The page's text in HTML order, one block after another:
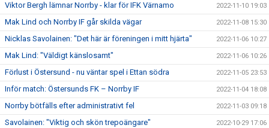
Viktor Bergh lämnar Norrby - klar för IFK Värnamo 2022-11-10 19:03
Mak Lind och Norrby IF går skilda vägar 2022-11-08 15:30
Nicklas Savolainen: "Det här är föreningen i mitt hjärta" 2022-11-06 10:27
Mak Lind: "Väldigt känslosamt" 2022-11-06 10:26
Förlust i Östersund - nu väntar spel i Ettan södra 2022-11-05 23:53
Inför match: Östersunds FK – Norrby IF 2022-11-04 18:08
Norrby bötfälls efter administrativt fel 2022-11-03 09:18
Savolainen: "Viktig och skön trepoängare" 2022-10-29 17:06